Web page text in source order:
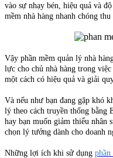
vào sự nhạy bén, hiệu quả và
mềm nhà hàng nhanh chóng
Vậy phần mềm quản lý nhà
lực cho chủ nhà hàng trong
một cách có hiệu quả và giải
Và nếu như bạn đang gặp khó
lý theo cách truyền thống bằng
hay bạn muốn giảm thiểu nhân
chọn lý tưởng dành cho doanh
Những lợi ích khi sử dụng phần